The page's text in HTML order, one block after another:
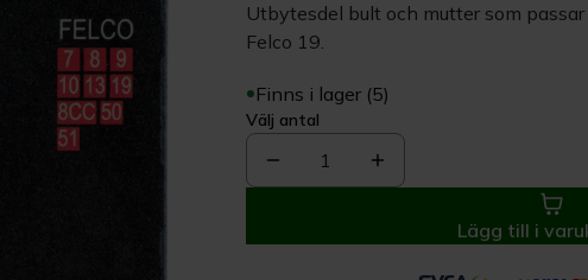
Utbytesdel bult och mutter som
Felco 19.
Finns i lager (5)
Välj antal
1
Lägg till i